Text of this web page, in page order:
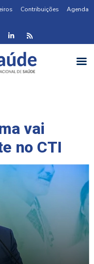
Contribuições
Agenda
vai
no CTI